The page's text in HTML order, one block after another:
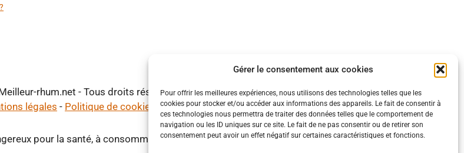
Gérer le consentement aux cookies
Pour offrir les meilleures expériences, nous utilisons des technologies telles que les
cookies pour stocker et/ou accéder aux informations des appareils. Le fait de consentir à
ces technologies nous permettra de traiter des données telles que le comportement de
navigation ou les ID uniques sur ce site. Le fait de ne pas consentir ou de retirer son
consentement peut avoir un effet négatif sur certaines caractéristiques et fonctions.
rhum.net - Tous droits réservés
légales - Politique de cookies
pour la santé, à consommer avec modération.